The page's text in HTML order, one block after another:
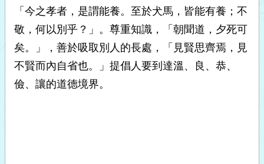
「今之孝者，是謂能養。至於犬馬，皆能有養；不
敬，何以別乎？」。尊重知識，「朝聞道，夕死可
矣。」，善於吸取別人的長處，「見賢思齊焉，見
不賢而內自省也。」提倡人要到達溫、良、恭、
儉、讓的道德境界。